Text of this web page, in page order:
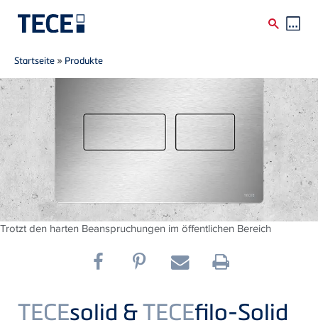
Direkt zum Inhalt
Breadcrumb
Startseite » Produkte
Trotzt den harten Beanspruchungen im öffentlichen Bereich
TECEsolid &TECEfilo-Solid